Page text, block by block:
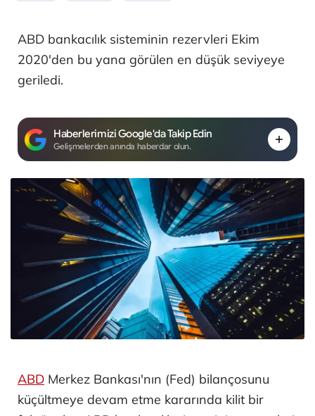
ABD bankacılık sisteminin rezervleri Ekim
2020'den bu yana görülen en düşük seviyeye
geriledi.
Haberlerimizi Google'da Takip Edin
Gelişmelerden anında haberdar olun.
ABD Merkez Bankası'nın (Fed) bilançosunu
küçültmeye devam etme kararında kilit bir